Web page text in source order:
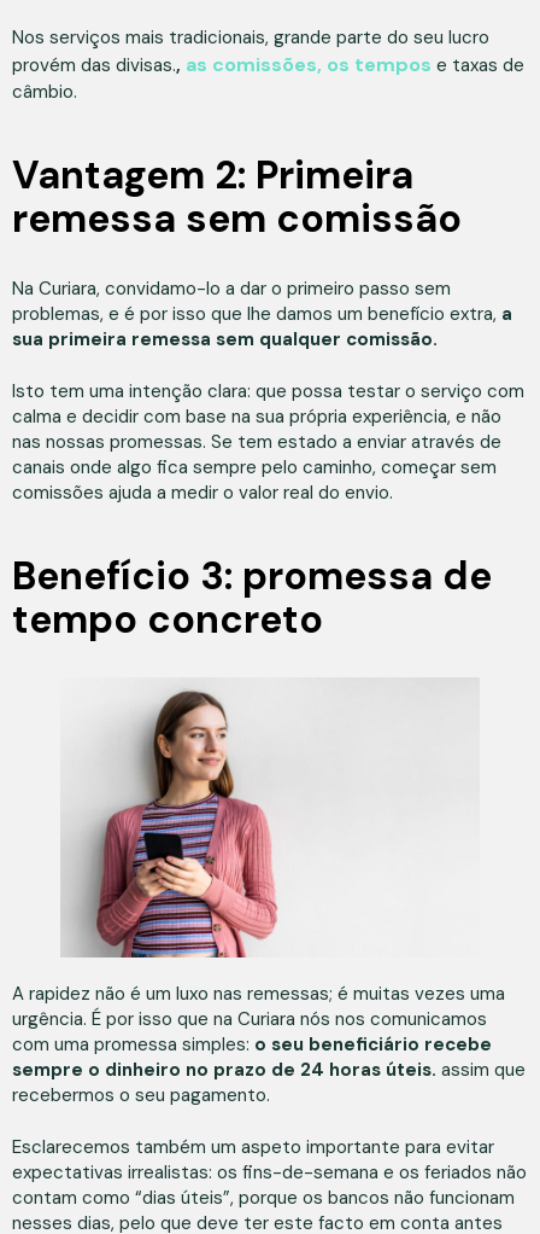
Nos serviços mais tradicionais, grande parte do seu lucro
provém das divisas., as comissões, os tempos e taxas de
câmbio.
Vantagem 2: Primeira
remessa sem comissão
Na Curiara, convidamo-lo a dar o primeiro passo sem
problemas, e é por isso que lhe damos um benefício extra, a
sua primeira remessa sem qualquer comissão.
Isto tem uma intenção clara: que possa testar o serviço com
calma e decidir com base na sua própria experiência, e não
nas nossas promessas. Se tem estado a enviar através de
canais onde algo fica sempre pelo caminho, começar sem
comissões ajuda a medir o valor real do envio.
Benefício 3: promessa de
tempo concreto
A rapidez não é um luxo nas remessas; é muitas vezes uma
urgência. É por isso que na Curiara nós nos comunicamos
com uma promessa simples: o seu beneficiário recebe
sempre o dinheiro no prazo de 24 horas úteis. assim que
recebermos o seu pagamento.
Esclarecemos também um aspeto importante para evitar
expectativas irrealistas: os fins-de-semana e os feriados não
contam como “dias úteis”, porque os bancos não funcionam
nesses dias, pelo que deve ter este facto em conta antes